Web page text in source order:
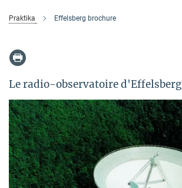
Praktika Effelsberg brochure
Le radio-observatoire d'Effelsberg